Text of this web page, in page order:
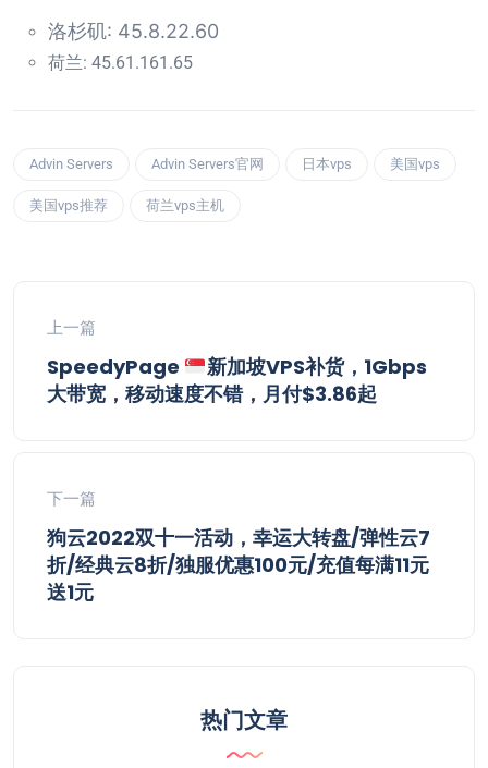
洛杉矶: 45.8.22.60
荷兰: 45.61.161.65
Advin Servers Advin Servers官网 日本vps 美国vps
美国vps推荐 荷兰vps主机
上一篇
SpeedyPage
新加坡VPS补货，1Gbps
大带宽，移动速度不错，月付$3.86起
下一篇
狗云2022双十一活动，幸运大转盘/弹性云7
折/经典云8折/独服优惠100元/充值每满11元
送1元
热门文章